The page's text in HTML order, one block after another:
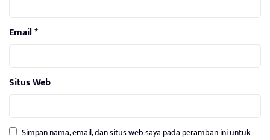
Email*
Situs Web
Simpan nama, email, dan situs web saya pada peramban ini untuk